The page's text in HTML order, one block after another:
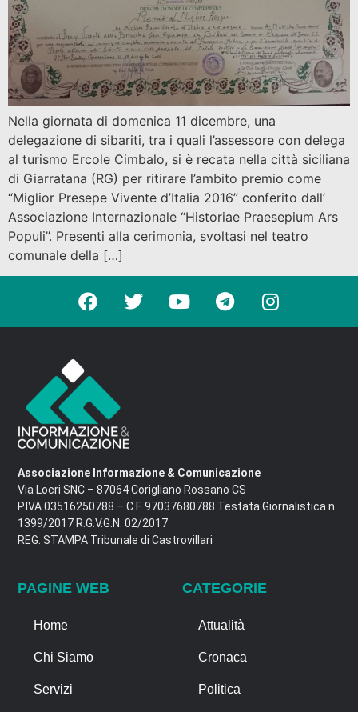
Nella giornata di domenica 11 dicembre, una
delegazione di sibariti, tra i quali l’assessore con delega
al turismo Ercole Cimbalo, si è recata nella città siciliana
di Giarratana (RG) per ritirare l’ambito premio come
“Miglior Presepe Vivente d’Italia 2016” conferito dall’
Associazione Internazionale “Historiae Praesepium Ars
Populi”. Presenti alla cerimonia, svoltasi nel teatro
comunale della […]
Associazione Informazione & Comunicazione
Via Locri SNC – 87064 Corigliano Rossano CS
P.IVA 03516250788 – C.F. 97037680788 Testata Giornalistica n.
1399/2017 R.G.V.G.N. 02/2017
REG. STAMPA Tribunale di Castrovillari
PAGINE WEB
Home
Chi Siamo
Servizi
CATEGORIE
Attualità
Cronaca
Politica